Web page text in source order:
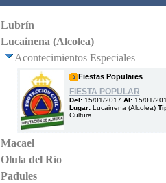
Lubrín
Lucainena (Alcolea)
Acontecimientos Especiales
Fiestas Populares
FIESTA POPULAR
Del: 15/01/2017 Al: 15/01/
Lugar: Lucainena (Alcolea)
Cultura
Macael
Olula del Río
Padules